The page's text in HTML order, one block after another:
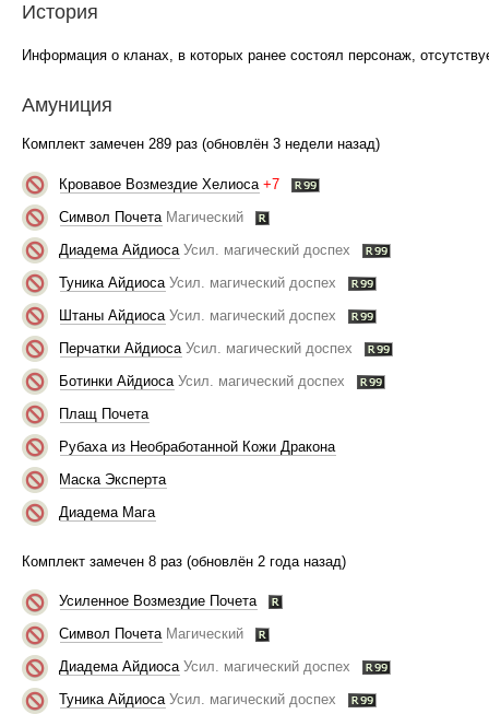
История
Информация о кланах, в которых ранее состоял персонаж,
Амуниция
Комплект замечен 289 раз (обновлён 3 недели назад)
Кровавое Возмездие Хелиоса +7
Символ Почета Магический
Диадема Айдиоса Усил. магический доспех
Туника Айдиоса Усил. магический доспех
Штаны Айдиоса Усил. магический доспех
Перчатки Айдиоса Усил. магический доспех
Ботинки Айдиоса Усил. магический доспех
Плащ Почета
Рубаха из Необработанной Кожи Дракона
Маска Эксперта
Диадема Мага
Комплект замечен 8 раз (обновлён 2 года назад)
Усиленное Возмездие Почета
Символ Почета Магический
Диадема Айдиоса Усил. магический доспех
Туника Айдиоса Усил. магический доспех